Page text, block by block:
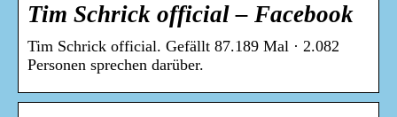
Tim Schrick official – Facebook
Tim Schrick official. Gefällt 87.189 Mal · 2.082
Personen sprechen darüber.